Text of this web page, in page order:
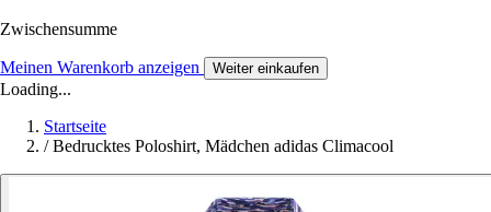
Zwischensumme
Meinen Warenkorb anzeigen Weiter einkaufen
Loading...
Startseite
/ Bedrucktes Poloshirt, Mädchen adidas Climacool